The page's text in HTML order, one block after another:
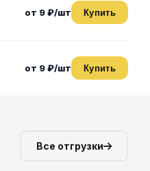
от 9 ₽/шт Купить
от 9 ₽/шт Купить
Все отгрузки